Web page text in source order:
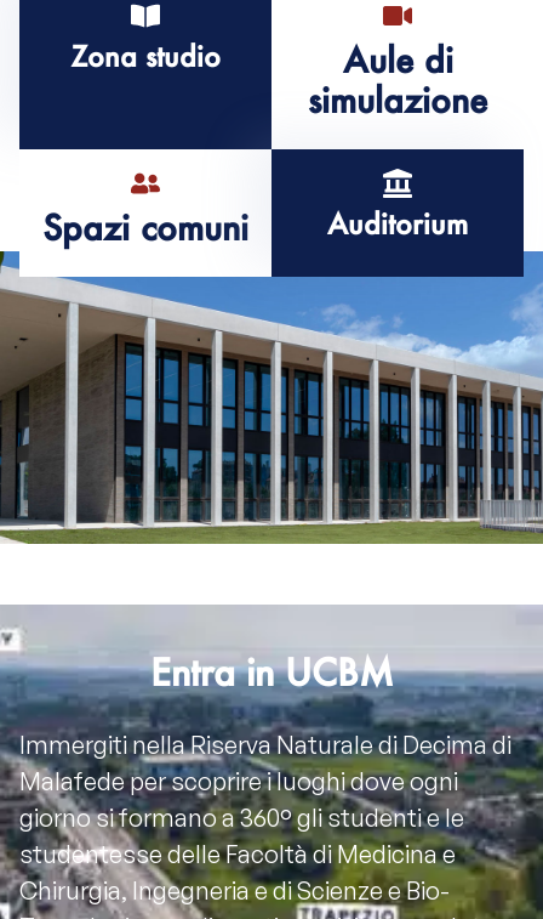
Zona studio
Aule di
simulazione
Spazi comuni Auditorium
Entra in UCBM
Immergiti nella Riserva Naturale di Decima di
Malafede per scoprire i luoghi dove ogni
giorno si formano a 360° gli studenti e le
studentesse delle Facoltà di Medicina e
Chirurgia, Ingegneria e di Scienze e Bio-